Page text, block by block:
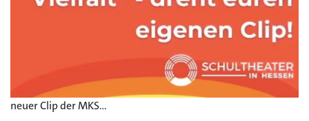
neuer Clip der MKS…